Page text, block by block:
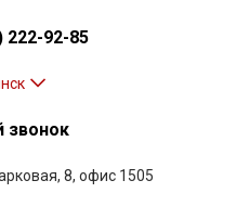
222-92-85
звонок
8, офис 1505